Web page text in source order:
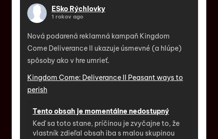
ESko Rýchlovky
1 rokov ago
Nová podarená reklamná kampaň Kingdom
Come Deliverance II ukazuje úsmevné (a hlúpe)
spôsoby ako v hre umrieť.
Kingdom Come: Deliverance II Peasant ways to
perish
Tento obsah je momentálne nedostupný
Keď sa toto stane, príčinou je zvyčajne to, že
vlastník zdieľal obsah iba s malou skupinou